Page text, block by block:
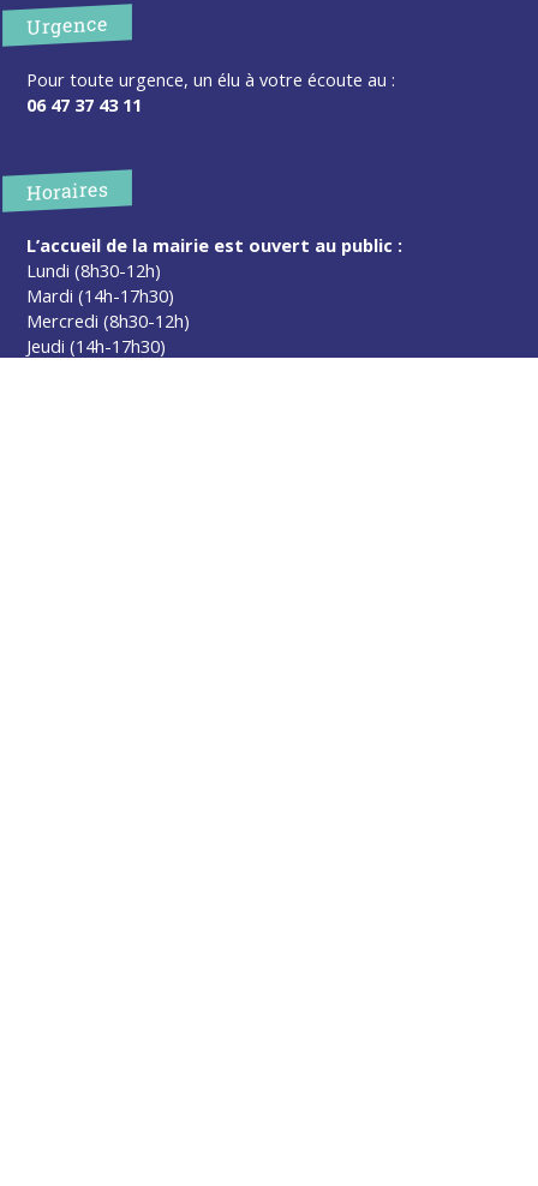
Urgence
Pour toute urgence, un élu à votre écoute au :
06 47 37 43 11
Horaires
L’accueil de la mairie est ouvert au public :
Lundi (8h30-12h)
Mardi (14h-17h30)
Mercredi (8h30-12h)
Jeudi (14h-17h30)